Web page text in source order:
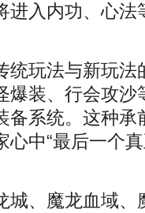
进入内功、心法
玩法与新玩法
爆装、行会攻沙
备系统。这种承
心中“最后一个
、魔龙血域、